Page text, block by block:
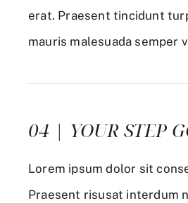
erat. Praesent tincidunt
mauris malesuada semper
04 | YOUR STEP
Lorem ipsum dolor sit
Praesent risusat interdum